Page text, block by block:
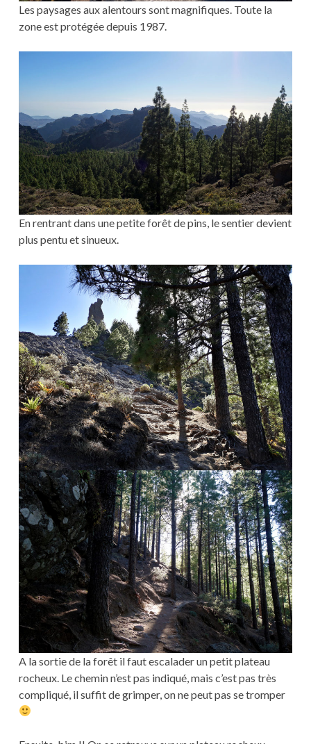
Les paysages aux alentours sont magnifiques. Toute la
zone est protégée depuis 1987.
En rentrant dans une petite forêt de pins, le sentier devient
plus pentu et sinueux.
A la sortie de la forêt il faut escalader un petit plateau
rocheux. Le chemin n’est pas indiqué, mais c’est pas très
compliqué, il suffit de grimper, on ne peut pas se tromper